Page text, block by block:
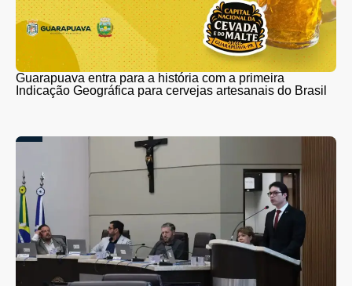
Guarapuava entra para a história com a primeira
Indicação Geográfica para cervejas artesanais do Brasil